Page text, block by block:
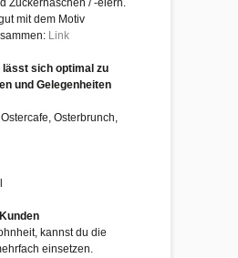
Zuckerhäschen / -eiern.
mit dem Motiv
Link
lässt sich optimal zu
und Gelegenheiten
Osterbrunch,
kannst du die
einsetzen.